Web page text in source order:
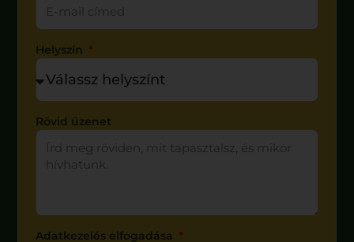
Helyszín
Rövid üzenet
Adatkezelés elfogadása